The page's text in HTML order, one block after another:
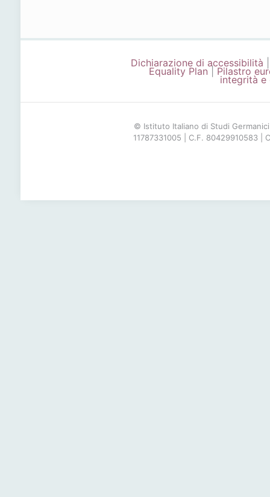
Dichiarazione di accessibilità
Equality Plan Pilastro
integrità e
© Istituto Italiano di Studi
11787331005 | C.F. 80429910583 |